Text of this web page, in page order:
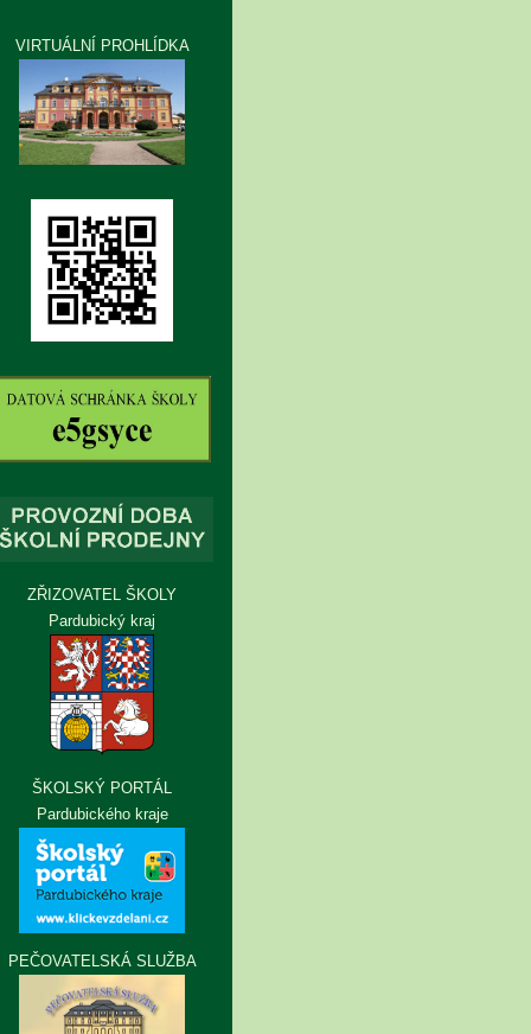
VIRTUÁLNÍ PROHLÍDKA
ZŘIZOVATEL ŠKOLY
Pardubický kraj
ŠKOLSKÝ PORTÁL
Pardubického kraje
PEČOVATELSKÁ SLUŽBA